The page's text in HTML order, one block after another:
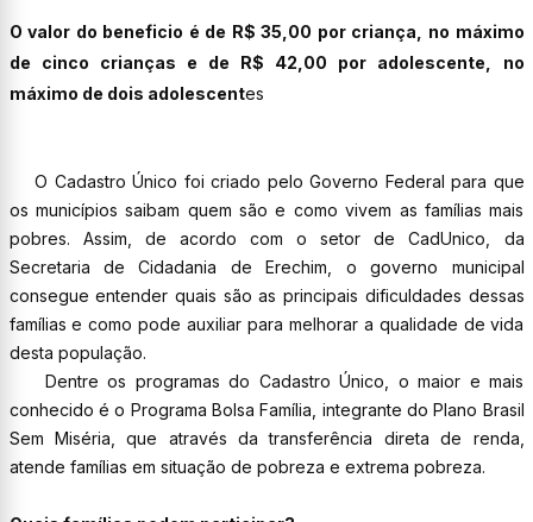
O valor do beneficio é de R$ 35,00 por criança, no máximo
de cinco crianças e de R$ 42,00 por adolescente, no
máximo de dois adolescentes
O Cadastro Único foi criado pelo Governo Federal para que
os municípios saibam quem são e como vivem as famílias mais
pobres. Assim, de acordo com o setor de CadUnico, da
Secretaria de Cidadania de Erechim, o governo municipal
consegue entender quais são as principais dificuldades dessas
famílias e como pode auxiliar para melhorar a qualidade de vida
desta população.
Dentre os programas do Cadastro Único, o maior e mais
conhecido é o Programa Bolsa Família, integrante do Plano Brasil
Sem Miséria, que através da transferência direta de renda,
atende famílias em situação de pobreza e extrema pobreza.